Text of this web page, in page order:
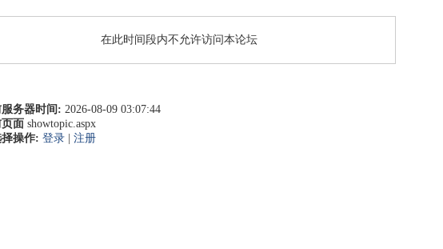
在此时间段内不允许访问本论坛
服务器时间: 2026-08-09 03:07:44
面 showtopic.aspx
操作: 登录 注册